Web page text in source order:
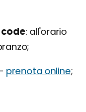
all'orario
prenota online;